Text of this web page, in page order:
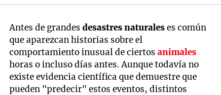
Antes de grandesdesastres naturaleses común
que aparezcan historias sobre el
comportamiento inusual de ciertosanimales
horas o incluso días antes. Aunque todavía no
existe evidencia científica que demuestre que
pueden "predecir" estos eventos, distintos